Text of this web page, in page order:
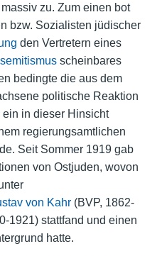
zu. Zum einen bot
bzw. Sozialisten jüdischer
den Vertretern eines
scheinbares
bedingte die aus dem
politische Reaktion
ein in dieser Hinsicht
regierungsamtlichen
Seit Sommer 1919 gab
von Ostjuden, wovon
von Kahr(BVP, 1862-
1921) stattfand und einen
hatte.